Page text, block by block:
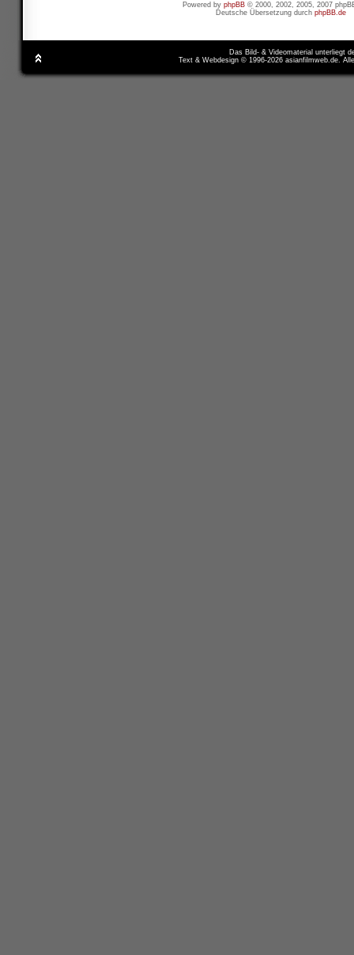
Powered by phpBB © 2000, 2002, 2005, 2007
Deutsche Übersetzung durch phpBB.de
Das Bild- & Videomaterial unterliegt
Text & Webdesign © 1996-2026 asianfilmweb.de.